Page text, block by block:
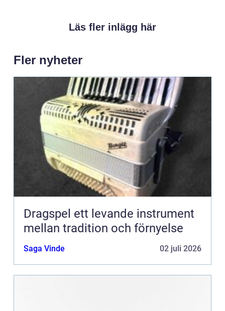
Läs fler inlägg här
Fler nyheter
Dragspel ett levande instrument
mellan tradition och förnyelse
Saga Vinde 02 juli 2026